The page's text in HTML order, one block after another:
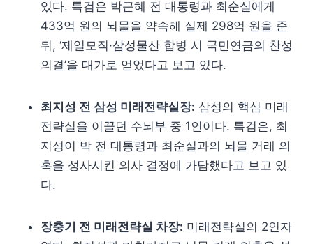
있다. 특검은 박근혜 전 대통령과 최순실에게
433억 원의 뇌물을 약속해 실제 298억 원을 준
뒤, ‘제일모직·삼성물산 합병 시 국민연금의 찬성
의결’을 대가로 얻었다고 보고 있다.
최지성 전 삼성 미래전략실장: 삼성의 핵심 미래
전략실을 이끌던 수뇌부 중 1인이다. 특검은, 최
지성이 박 전 대통령과 최순실과의 뇌물 거래 의
혹을 성사시킨 의사 결정에 가담했다고 보고 있
다.
장충기 전 미래전략실 차장: 미래전략실의 2인자